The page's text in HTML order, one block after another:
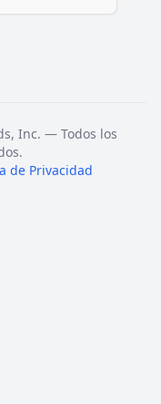
Inc. — Todos los
de Privacidad